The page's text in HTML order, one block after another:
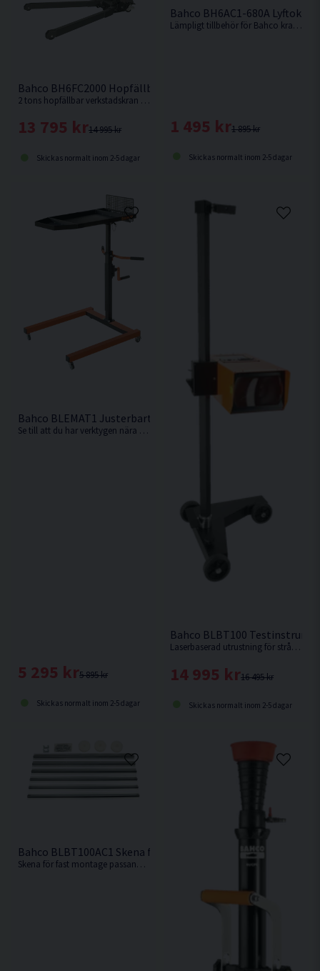
Bahco BH6FC2000 Hopfällbar Verkstadskran <2000kg
2 tons hopfällbar verkstadskran för att lyfta och stötta en mängd olika tunga fordonsdelar, t.ex. motorer, växellådor m.m.
14 995 kr
13 795 kr
Skickas normalt inom 2-5 dagar
Bahco BH6AC1-680A Lyftok
Lämpligt tillbehör för Bahco kranarna: BH6FC1000, BH6FC2000 och BH6PC600
1 895 kr
1 495 kr
Skickas normalt inom 2-5 dagar
Bahco BLEMAT1 Justerbart Lyftbord 950-1350mm
Se till att du har verktygen nära till hands för ökad effektivitet vid bilservicen med detta praktiska lyftbord från Bahco.
5 895 kr
5 295 kr
Skickas normalt inom 2-5 dagar
Bahco BLBT100
Laserbaserad utrustning för strålkastartestning/-inställning
16 495 kr
14 995 kr
Skickas normalt inom 2-5 dagar
Bahco BLBT100AC1 Skena för BLBT100
Skena för fast montage passande testinstrument BLBT100 från Bahco.